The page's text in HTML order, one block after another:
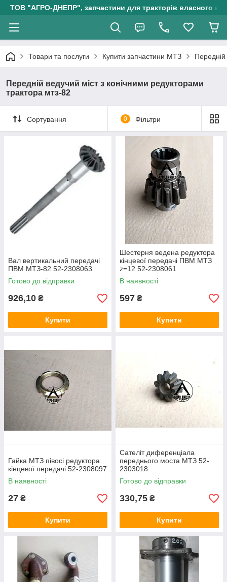
ТОВ "АГРО-ДНЕПР", запчастини для тракторів власного
Товари та послуги Купити запчастини МТЗ
Передній ведучий міст з конічними редукторами
трактора мтз-82
Сортування 0 Фільтри
Вал вертикальний передачі
ПВМ МТЗ-82 52-2308063
Готово до відправки
926,10 ₴
Купити
Шестерня ведена редуктора
кінцевої передачі ПВМ МТЗ
z=12 52-2308061
В наявності
597 ₴
Купити
Гайка МТЗ півосі редуктора
кінцевої передачі 52-2308097
В наявності
27 ₴
Купити
Сателіт диференціала
переднього моста МТЗ 52-
2303018
Готово до відправки
330,75 ₴
Купити